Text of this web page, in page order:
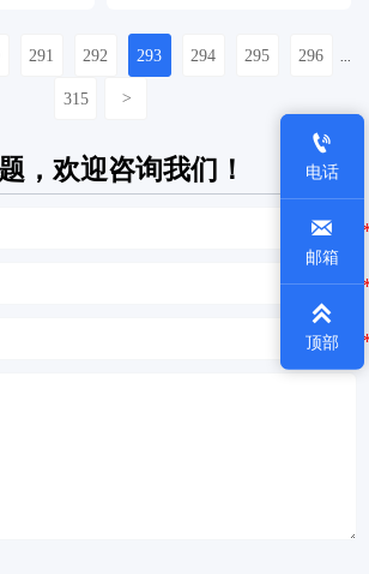
291 292 293 294 295 296
315 >
，欢迎咨询我们！

电话

邮箱

顶部